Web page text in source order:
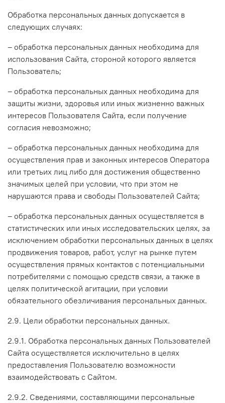
Обработка персональных данных допускается в
следующих случаях:
– обработка персональных данных необходима для
использования Сайта, стороной которого является
Пользователь;
– обработка персональных данных необходима для
защиты жизни, здоровья или иных жизненно важных
интересов Пользователя Сайта, если получение
согласия невозможно;
– обработка персональных данных необходима для
осуществления прав и законных интересов Оператора
или третьих лиц либо для достижения общественно
значимых целей при условии, что при этом не
нарушаются права и свободы Пользователей Сайта;
– обработка персональных данных осуществляется в
статистических или иных исследовательских целях, за
исключением обработки персональных данных в целях
продвижения товаров, работ, услуг на рынке путем
осуществления прямых контактов с потенциальными
потребителями с помощью средств связи, а также в
целях политической агитации, при условии
обязательного обезличивания персональных данных.
2.9. Цели обработки персональных данных.
2.9.1. Обработка персональных данных Пользователей
Сайта осуществляется исключительно в целях
предоставления Пользователю возможности
взаимодействовать с Сайтом.
2.9.2. Сведениями, составляющими персональные